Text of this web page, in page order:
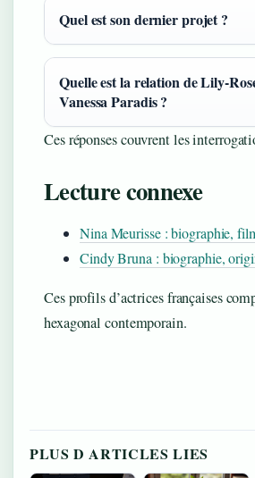
Quel est son dernier projet ?
Quelle est la relation de
Vanessa Paradis ?
Ces réponses couvrent les
Lecture connexe
Nina Meurisse : biographie,
Cindy Bruna : biographie,
Ces profils d’actrices françaises
hexagonal contemporain.
PLUS D ARTICLES LIES